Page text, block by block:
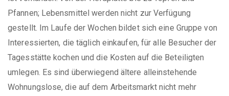
Pfannen; Lebensmittel werden nicht zur Verfügung
gestellt. Im Laufe der Wochen bildet sich eine Gruppe von
Interessierten, die täglich einkaufen, für alle Besucher der
Tagesstätte kochen und die Kosten auf die Beteiligten
umlegen. Es sind überwiegend ältere alleinstehende
Wohnungslose, die auf dem Arbeitsmarkt nicht mehr